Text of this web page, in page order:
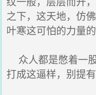
之下，这天地，仿
叶寒这可怕的力量
众人都是憋着一
打成这逼样，别提有